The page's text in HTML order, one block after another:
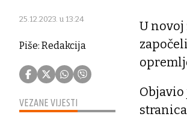
25.12.2023. u 13:24
Piše: Redakcija
VEZANE VIJESTI
U novoj